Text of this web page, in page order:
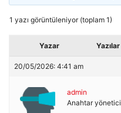
1 yazı görüntüleniyor (toplam 1)
Yazar Yazılar
20/05/2026: 4:41 am
admin
Anahtar yönetici